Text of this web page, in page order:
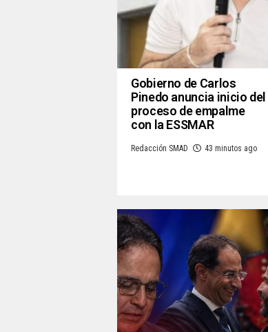
Gobierno de Carlos
Pinedo anuncia inicio del
proceso de empalme
con la ESSMAR
Redacción SMAD 43 minutos ago